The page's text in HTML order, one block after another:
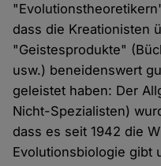
dass die Kreationisten
"Geistesprodukte"
usw.) beneidenswert
geleistet haben: Der
Nicht-Spezialisten)
dass es seit 1942 die
Evolutionsbiologie gibt